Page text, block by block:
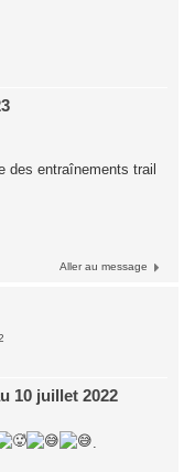
des entraînements trail
Aller au message
10 juillet 2022